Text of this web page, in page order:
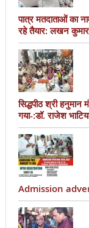
पात्र मतदाताओं का
रहे तैयार: लखन
सिद्धपीठ श्री हनुमान
गया-:डॉ. राजेश
Admission